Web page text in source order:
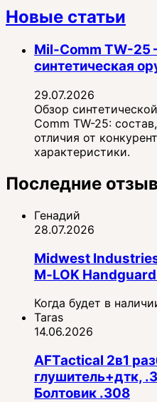
Новые статьи
Mil-Comm TW-25
синтетическая
29.07.2026
Обзор
Comm TW-25:
отличия от
характеристики.
Последние
Генадий
28.07.2026
Midwest
M‑LOK
Когда будет в
Taras
14.06.2026
AFTactical 2в1
глушитель+дтк,
Болтовик .308